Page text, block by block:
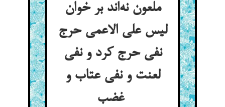
ملعون نه‌اند بر خوان
لیس علی الاعمی حرج
نفی حرج کرد و نفی
لعنت و نفی عتاب و
غضب